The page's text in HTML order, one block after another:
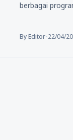
berbagai
By Editor•22/04/